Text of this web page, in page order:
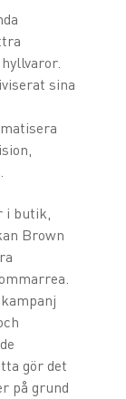
sina
i butik,
Brown
gör det
på grund